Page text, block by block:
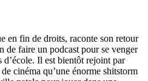
en fin de droits, raconte son retour
de faire un podcast pour se venger
d’école. Il est bientôt rejoint par
cinéma qu’une énorme shitstorm